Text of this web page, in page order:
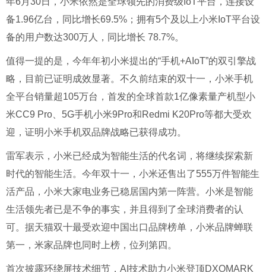
备1.96亿台，同比增长69.5%；拥有5个及以上小米IoT平台设
备的用户数达300万人，同比增长 78.7%。
值得一提的是，今年年初小米提出的“手机+AIoT”的双引擎战
略，目前已证明成效显著。不久前结束的双十一，小米手机
全平台销量超105万台，首发的全球首款1亿像素量产机型小
米CC9 Pro、5G手机小米9Pro和Redmi K20Pro等都大受欢
迎，证明小米手机双品牌战略已获得成功。
雷军表示，小米已经成为智能生活的代名词，将继续探索新
时代的智能生活。今年双十一，小米还售出了555万件智能生
活产品，小米大家电业务已稳居国内第一阵营。小米是智能
生活领先者已是不争的事实，并且得到了全球消费者的认
可。据天猫双十最受欢迎中国出口品牌榜单，小米品牌蝉联
第一，米家品牌也同时上榜，位列第四。
首次披露环绕屏技术细节，AI技术助力小米登顶DXOMARK